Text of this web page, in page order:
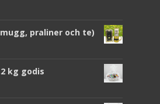
praliner och te)
kg godis